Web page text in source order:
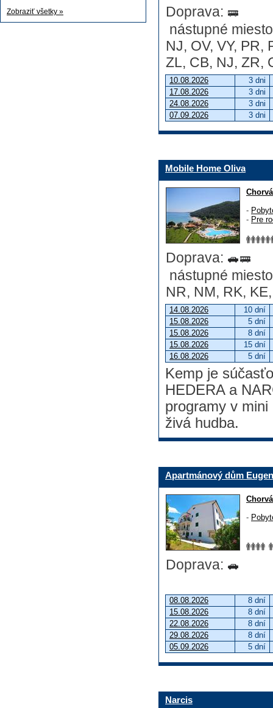
Doprava:
nástupné
NJ, OV, VY, PR,
ZL, CB, NJ, ZR,
10.08.2026
3 dni
17.08.2026
3 dni
24.08.2026
3 dni
07.09.2026
3 dni
Mobile Home Oliva
-
- Pre
Doprava:
nástupné
NR, NM, RK,
14.08.2026
10 dní
15.08.2026
5 dní
15.08.2026
8 dní
15.08.2026
15 dní
16.08.2026
5 dní
Kemp je
HEDERA a
programy v mini
živá hudba.
Apartmánový dům Eugen
-
Doprava:
08.08.2026
8 dní
15.08.2026
8 dní
22.08.2026
8 dní
29.08.2026
8 dní
05.09.2026
5 dní
Narcis
Zobraziť všetky »